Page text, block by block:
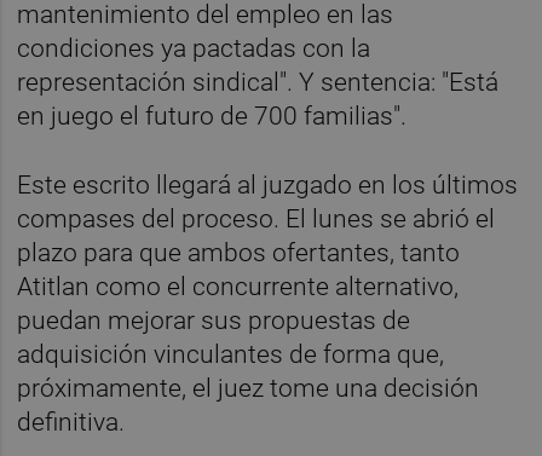
mantenimiento del empleo en las
condiciones ya pactadas con la
representación sindical". Y sentencia: "Está
en juego el futuro de 700 familias".
Este escrito llegará al juzgado en los últimos
compases del proceso. El lunes se abrió el
plazo para que ambos ofertantes, tanto
Atitlan como el concurrente alternativo,
puedan mejorar sus propuestas de
adquisición vinculantes de forma que,
próximamente, el juez tome una decisión
definitiva.